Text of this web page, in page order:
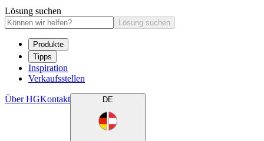
Lösung suchen
Lösung suchen
Produkte
Tipps
Inspiration
Verkaufsstellen
Über HGKontakt DE